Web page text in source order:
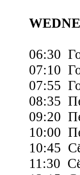
06:30
07:10
07:55
08:35
09:20
10:00
10:45
11:30